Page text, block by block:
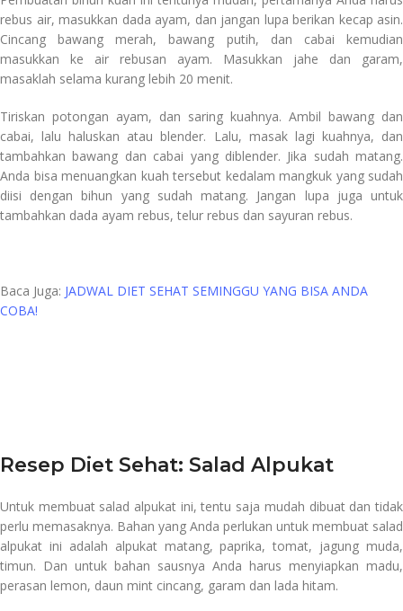
rebus air, masukkan dada ayam, dan jangan lupa berikan kecap asin.
Cincang bawang merah, bawang putih, dan cabai kemudian
masukkan ke air rebusan ayam. Masukkan jahe dan garam,
masaklah selama kurang lebih 20 menit.
Tiriskan potongan ayam, dan saring kuahnya. Ambil bawang dan
cabai, lalu haluskan atau blender. Lalu, masak lagi kuahnya, dan
tambahkan bawang dan cabai yang diblender. Jika sudah matang.
Anda bisa menuangkan kuah tersebut kedalam mangkuk yang sudah
diisi dengan bihun yang sudah matang. Jangan lupa juga untuk
tambahkan dada ayam rebus, telur rebus dan sayuran rebus.
Baca Juga: JADWAL DIET SEHAT SEMINGGU YANG BISA ANDA
COBA!
Resep Diet Sehat: Salad Alpukat
Untuk membuat salad alpukat ini, tentu saja mudah dibuat dan tidak
perlu memasaknya. Bahan yang Anda perlukan untuk membuat salad
alpukat ini adalah alpukat matang, paprika, tomat, jagung muda,
timun. Dan untuk bahan sausnya Anda harus menyiapkan madu,
perasan lemon, daun mint cincang, garam dan lada hitam.